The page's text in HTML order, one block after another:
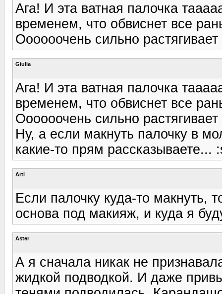
Ага! И эта ватная палочка
временем, что обвиснет все
Оооооочень сильно
Giulia
Ага! И эта ватная палочка
временем, что обвиснет все
Оооооочень сильно
Ну, а если макнуть палочку в
какие-то прям рассказываете...
Arti
Если палочку куда-то макнуть,
основа под макияж, и куда я
Aster
А я сначала никак не
жидкой подводкой. И даже